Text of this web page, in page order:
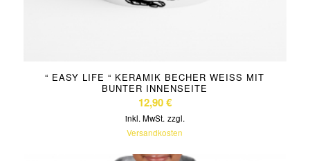
“ EASY LIFE “ KERAMIK BECHER WEISS MIT B
UNTER INNENSEITE
12,90€
inkl. MwSt. zzgl.
Versandkosten